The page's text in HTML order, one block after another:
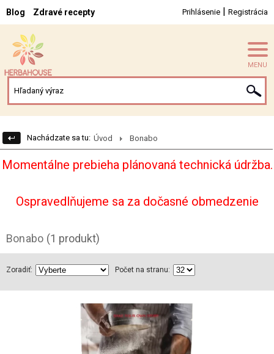
Blog Zdravé recepty Prihlásenie | Registrácia
MENU
Nachádzate sa tu: Úvod Bonabo
Momentálne prebieha plánovaná technická údržba.
Ospravedlňujeme sa za dočasné obmedzenie
Bonabo (1 produkt)
Zoradiť: Počet na stranu: